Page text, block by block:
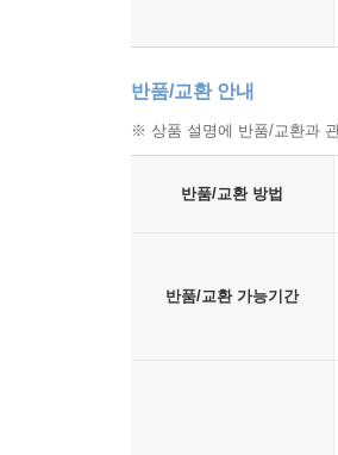
반품/교환 안내
※ 상품 설명에 반품/교환과
반품/교환 방법
반품/교환 가능기간